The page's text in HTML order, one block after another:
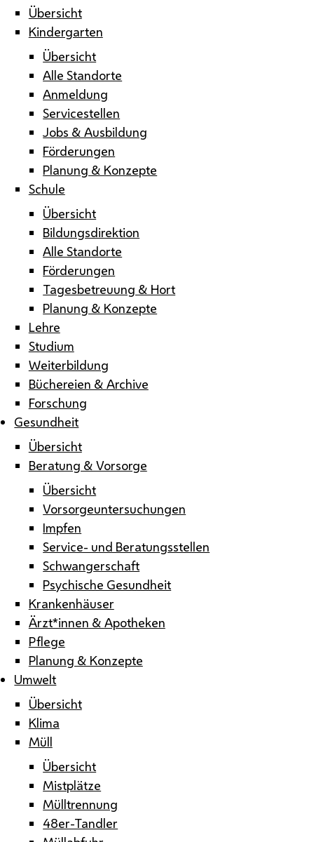
Übersicht
Kindergarten
Übersicht
Alle Standorte
Anmeldung
Servicestellen
Jobs & Ausbildung
Förderungen
Planung & Konzepte
Schule
Übersicht
Bildungsdirektion
Alle Standorte
Förderungen
Tagesbetreuung & Hort
Planung & Konzepte
Lehre
Studium
Weiterbildung
Büchereien & Archive
Forschung
Gesundheit
Übersicht
Beratung & Vorsorge
Übersicht
Vorsorgeuntersuchungen
Impfen
Service- und Beratungsstellen
Schwangerschaft
Psychische Gesundheit
Krankenhäuser
Ärzt*innen & Apotheken
Pflege
Planung & Konzepte
Umwelt
Übersicht
Klima
Müll
Übersicht
Mistplätze
Mülltrennung
48er-Tandler